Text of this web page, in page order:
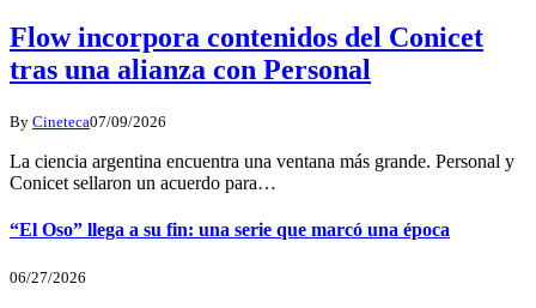
Flow incorpora contenidos del Conicet
tras una alianza con Personal
By Cineteca07/09/2026
La ciencia argentina encuentra una ventana más grande. Personal y
Conicet sellaron un acuerdo para…
“El Oso” llega a su fin: una serie que marcó una época
06/27/2026